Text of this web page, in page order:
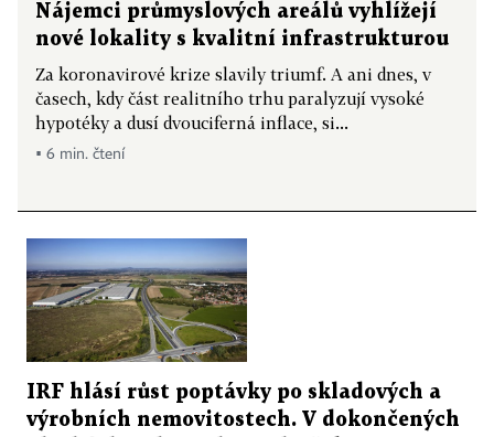
Nájemci průmyslových areálů vyhlížejí
nové lokality s kvalitní infrastrukturou
Za koronavirové krize slavily triumf. A ani dnes, v
časech, kdy část realitního trhu paralyzují vysoké
hypotéky a dusí dvouciferná inflace, si...
▪ 6 min. čtení
IRF hlásí růst poptávky po skladových a
výrobních nemovitostech. V dokončených